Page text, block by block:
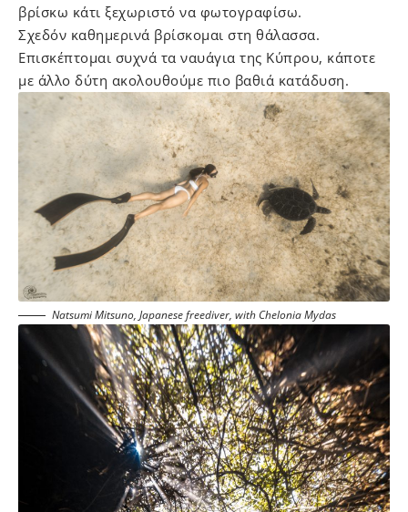
βρίσκω κάτι ξεχωριστό να φωτογραφίσω.
Σχεδόν καθημερινά βρίσκομαι στη θάλασσα.
Επισκέπτομαι συχνά τα ναυάγια της Κύπρου, κάποτε
με άλλο δύτη ακολουθούμε πιο βαθιά κατάδυση.
Natsumi Mitsuno, Japanese freediver, with Chelonia Mydas